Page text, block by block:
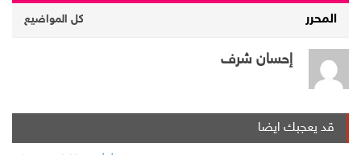
المحرر كل المواضيع
إحسان شرف
قد يعجبك ايضا